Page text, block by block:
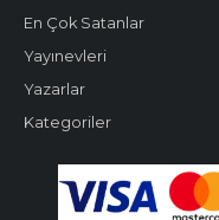
En Çok Satanlar
Yayınevleri
Yazarlar
Kategoriler